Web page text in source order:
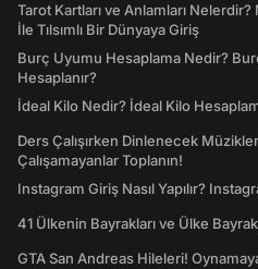
Tarot Kartları ve Anlamları
İle Tılsımlı Bir Dünyaya Giriş
Burç Uyumu Hesaplama Nedir?
Hesaplanır?
İdeal Kilo Nedir? İdeal Kilo
Ders Çalışırken Dinlenecek
Çalışamayanlar Toplanın!
Instagram Giriş Nasıl Yapılır?
41 Ülkenin Bayrakları ve Ülke
GTA San Andreas Hileleri!